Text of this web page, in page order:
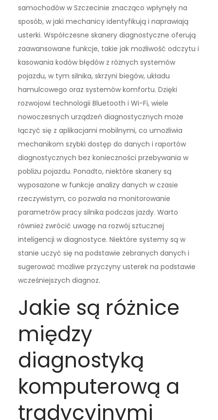
samochodów w Szczecinie znacząco wpłynęły na
sposób, w jaki mechanicy identyfikują i naprawiają
usterki. Współczesne skanery diagnostyczne oferują
zaawansowane funkcje, takie jak możliwość odczytu i
kasowania kodów błędów z różnych systemów
pojazdu, w tym silnika, skrzyni biegów, układu
hamulcowego oraz systemów komfortu. Dzięki
rozwojowi technologii Bluetooth i Wi-Fi, wiele
nowoczesnych urządzeń diagnostycznych może
łączyć się z aplikacjami mobilnymi, co umożliwia
mechanikom szybki dostęp do danych i raportów
diagnostycznych bez konieczności przebywania w
pobliżu pojazdu. Ponadto, niektóre skanery są
wyposażone w funkcje analizy danych w czasie
rzeczywistym, co pozwala na monitorowanie
parametrów pracy silnika podczas jazdy. Warto
również zwrócić uwagę na rozwój sztucznej
inteligencji w diagnostyce. Niektóre systemy są w
stanie uczyć się na podstawie zebranych danych i
sugerować możliwe przyczyny usterek na podstawie
wcześniejszych diagnoz.
Jakie są różnice
między
diagnostyką
komputerową a
tradycyjnymi